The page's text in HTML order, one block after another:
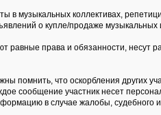
в музыкальных коллективах,
о купле/продаже музыкальных
равные права и обязанности, несут
помнить, что оскорбления других
сообщение участник несет
в случае жалобы, судебного